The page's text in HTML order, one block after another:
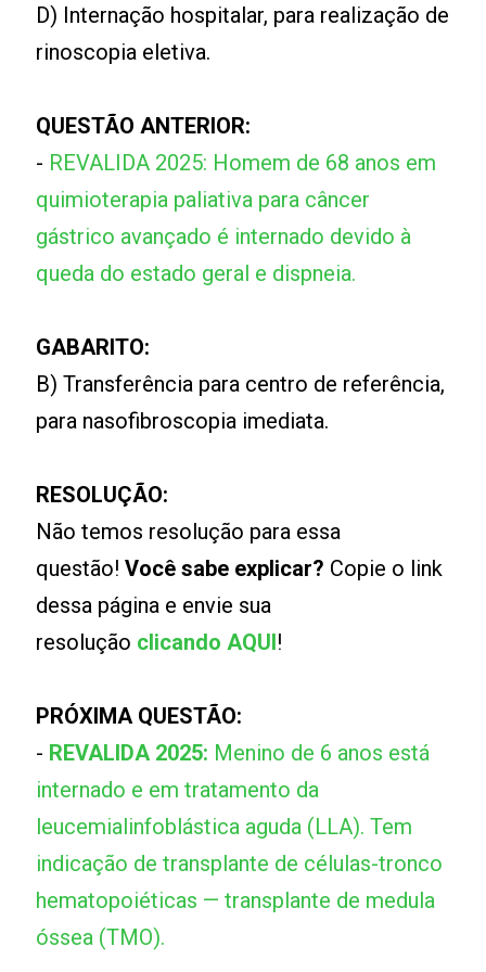
D) Internação hospitalar, para realização de
rinoscopia eletiva.
QUESTÃO ANTERIOR:
- REVALIDA 2025: Homem de 68 anos em
quimioterapia paliativa para câncer
gástrico avançado é internado devido à
queda do estado geral e dispneia.
GABARITO:
B) Transferência para centro de referência,
para nasofibroscopia imediata.
RESOLUÇÃO:
Não temos resolução para essa
questão!Você sabe explicar? Copie o link
dessa página e envie sua
resolução clicando AQUI!
PRÓXIMA QUESTÃO:
- REVALIDA 2025: Menino de 6 anos está
internado e em tratamento da
leucemialinfoblástica aguda (LLA). Tem
indicação de transplante de células-tronco
hematopoiéticas — transplante de medula
óssea (TMO).